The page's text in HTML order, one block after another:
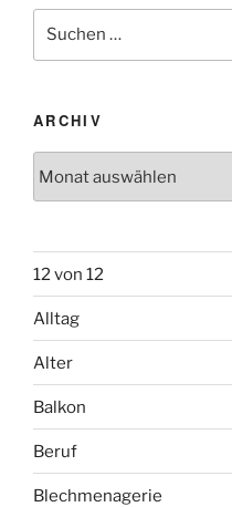
Suchen
nach:
ARCHIV
12 von 12
Alltag
Alter
Balkon
Beruf
Blechmenagerie